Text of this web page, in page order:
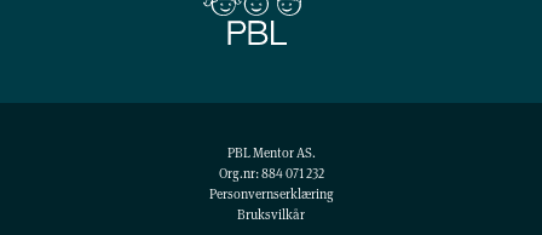
PBL Mentor AS.
Org.nr: 884 071 232
Personvernserklæring
Bruksvilkår